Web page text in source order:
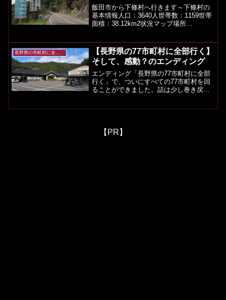
飯田市から下條村へ行きます～下條村の
基本情報人口：3640人世帯数：1159世帯
面積：38.12km2状況マップ場所
としては国道１５１号線となるのです
が、下條村...
【長野県の77市町村に全部行く】
そして、感動？のエンディング
エンディング「長野県の77市町村に全部
行く」で、ついにすべての77市町村を回
ることができました。話は少し巻き戻り
【PR】